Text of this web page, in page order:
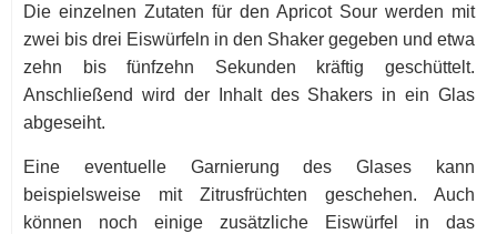
Die einzelnen Zutaten für den Apricot Sour werden mit
zwei bis drei Eiswürfeln in den Shaker gegeben und etwa
zehn bis fünfzehn Sekunden kräftig geschüttelt.
Anschließend wird der Inhalt des Shakers in ein Glas
abgeseiht.
Eine eventuelle Garnierung des Glases kann
beispielsweise mit Zitrusfrüchten geschehen. Auch
können noch einige zusätzliche Eiswürfel in das